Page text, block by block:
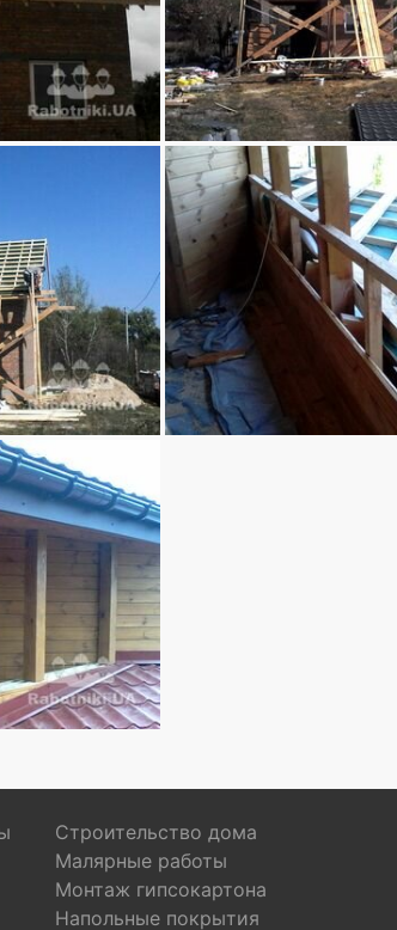
Строительство дома
Малярные работы
Монтаж гипсокартона
Напольные покрытия